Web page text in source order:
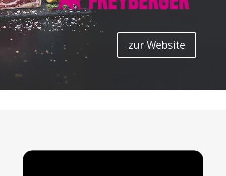
zur Website